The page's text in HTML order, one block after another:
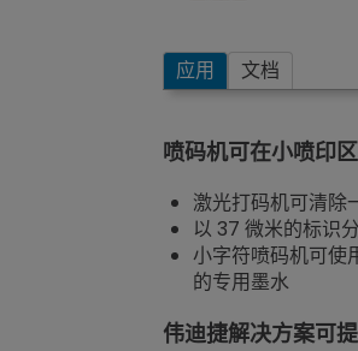
应用 文档
喷码机可在小喷印
激光打码机可清除
以 37 微米的标识
小字符喷码机可使
的专用墨水
伟迪捷解决方案可